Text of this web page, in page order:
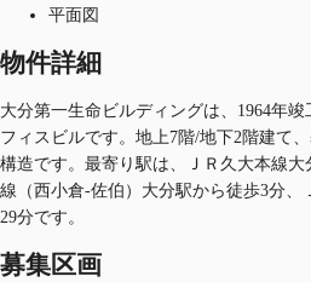
平面図
物件詳細
大分第一生命ビルディングは、1964年
フィスビルです。地上7階/地下2階建て
構造です。最寄り駅は、ＪＲ久大本線
線（西小倉-佐伯）大分駅から徒歩3分
29分です。
募集区画